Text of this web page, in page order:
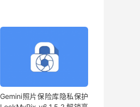
Gemini照片保险库隐私保护